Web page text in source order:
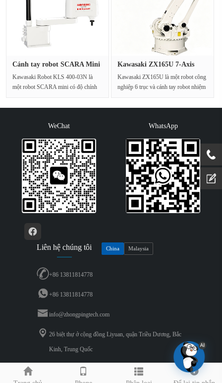
Cánh tay robot SCARA Mini
Kawasaki Robot KLS 400-03N là
một robot SCARA mini có độ chính
Kawasaki ZX165U 7-Axis
Kawasaki ZX165U là một robot công
nghiệp 6 trục và cánh tay robot nhiệm
WeChat WhatsApp
Liên hệ chúng tôi China Malaysia
+86 13811814778
+86 13811814778
info@zhongpingtech.com
26 biệt thự ở cộng đồng Liyuan, quận Triều Dương, Bắc
Kinh, Trung Quốc
Bản quyền © 2024 Beijing Zhongping Technology Co., LTD.. Tất cả các quyền.